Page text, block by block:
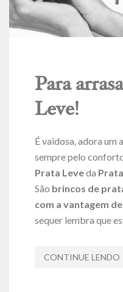
Para
Leve!
É vaidosa, adora um
sempre pelo
Prata Leveda
São brincos de
com a vantagem
sequer lembra que
CONTINUE LENDO